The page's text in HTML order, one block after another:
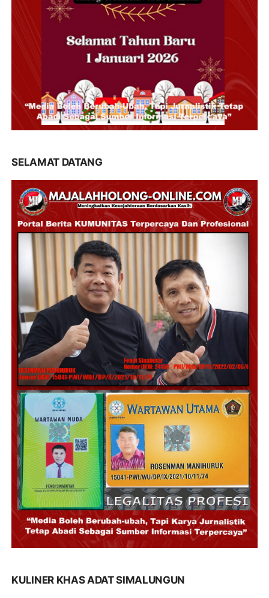
SELAMAT DATANG
KULINER KHAS ADAT SIMALUNGUN